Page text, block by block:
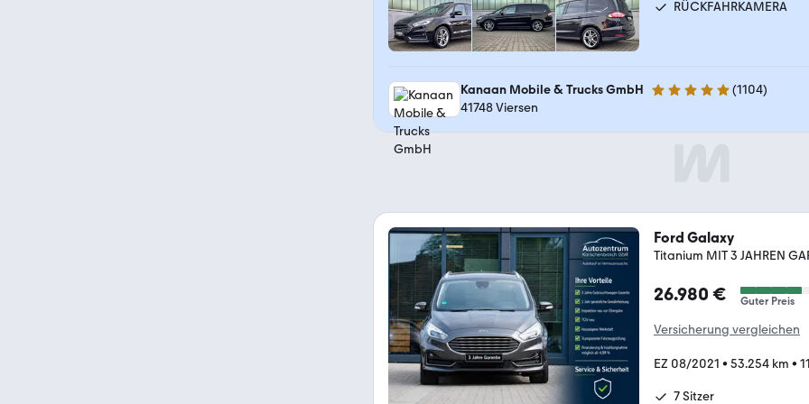
RÜCKFAHRKAMERA
Kanaan Mobile & Trucks GmbH 4.9 Sterne (1104)
41748 Viersen
Ford Galaxy
Titanium MIT 3 JAHREN
26.980 € Guter Preis
Versicherung vergleichen
EZ 08/2021 • 53.254 km •
7 Sitzer